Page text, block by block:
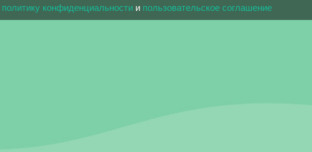
политику конфиденциальности и пользовательское соглашение